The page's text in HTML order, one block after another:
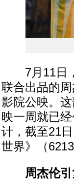
7月11日，
联合出品的
影院公映。
映一周就已
计，截至21
世界》（
周杰伦引